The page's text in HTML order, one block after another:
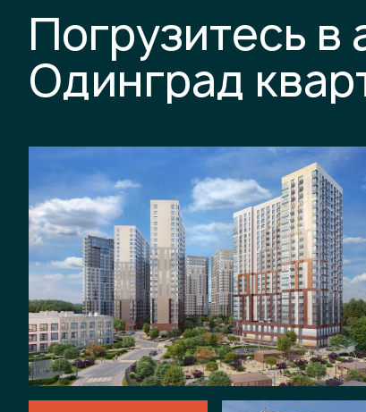
Погрузитесь
Одинград